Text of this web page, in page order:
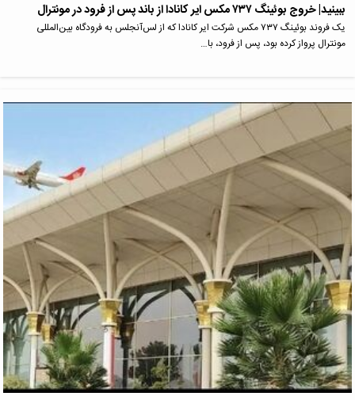
ببینید| خروج بوئینگ ۷۳۷ مکس ایر کانادا از باند پس از فرود در مونترال
یک فروند بوئینگ ۷۳۷ مکس شرکت ایر کانادا که از لس‌آنجلس به فرودگاه بین‌المللی
مونترال پرواز کرده بود، پس از فرود، با…